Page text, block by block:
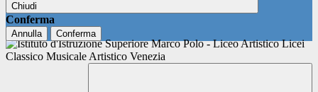
Chiudi
Conferma
Annulla Conferma